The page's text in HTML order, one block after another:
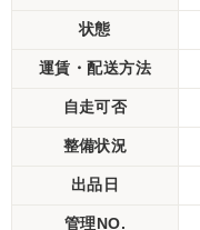
状態
運賃・配送方法
自走可否
整備状況
出品日
管理NO.